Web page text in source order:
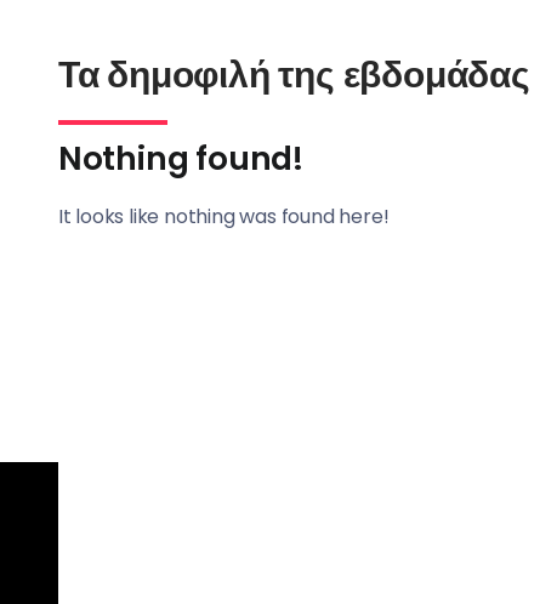
Τα δημοφιλή της εβδομάδας
Nothing found!
It looks like nothing was found here!